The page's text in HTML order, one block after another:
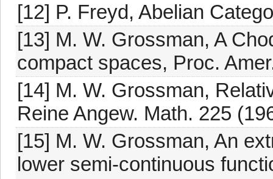
[12] P. Freyd, Abelian
[13] M. W. Grossman, A
compact spaces, Proc.
[14] M. W. Grossman,
Reine Angew. Math. 225
[15] M. W. Grossman, An
lower semi-continuous